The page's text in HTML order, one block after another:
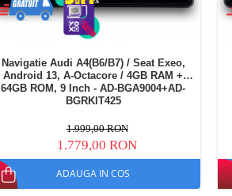
Navigatie Audi A4(B6/B7) / Seat Exeo,
Android 13, A-Octacore / 4GB RAM +
64GB ROM, 9 Inch - AD-BGA9004+AD-
BGRKIT425
1.999,00 RON
1.779,00 RON
ADAUGA IN COS